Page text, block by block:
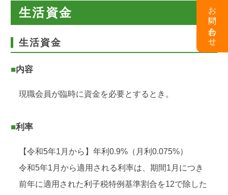
お問い合わせ
生活資金
生活資金
■内容
現職会員が臨時に資金を必要とするとき。
■利率
【令和5年1月から】年利0.9%（月利0.075%）
令和5年1月から適用される利率は、期間1月につき
前年に適用された利子税特例基準割合を12で除した